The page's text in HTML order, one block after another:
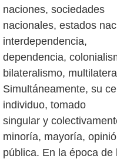
naciones, sociedades
nacionales, estados
interdependencia,
dependencia,
bilateralismo,
Simultáneamente, su
individuo, tomado
singular y
minoría, mayoría,
pública. En la época